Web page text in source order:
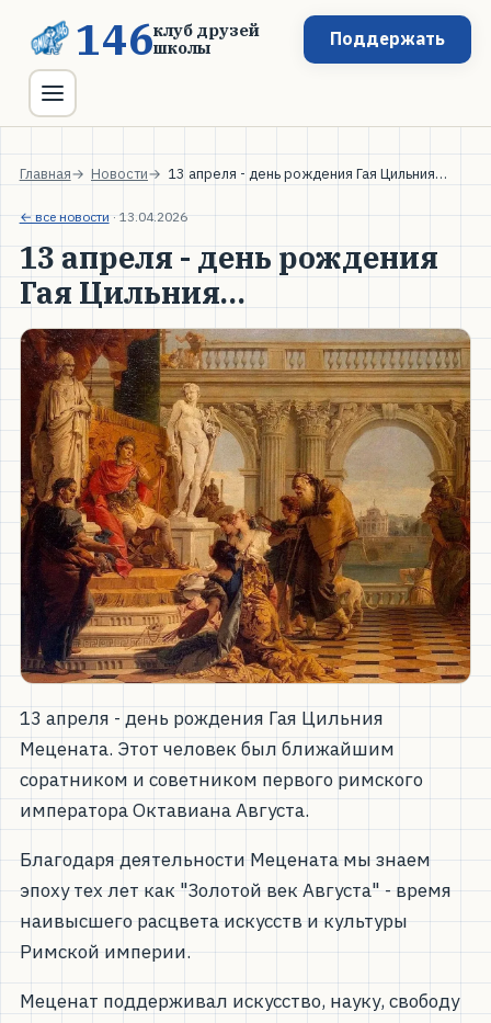
146клуб друзей
школы
Поддержать
Главная Новости 13 апреля - день рождения Гая Цильния…
← все новости · 13.04.2026
13 апреля - день рождения
Гая Цильния…
13 апреля - день рождения Гая Цильния
Мецената. Этот человек был ближайшим
соратником и советником первого римского
императора Октавиана Августа.
Благодаря деятельности Мецената мы знаем
эпоху тех лет как "Золотой век Августа" - время
наивысшего расцвета искусств и культуры
Римской империи.
Меценат поддерживал искусство, науку, свободу